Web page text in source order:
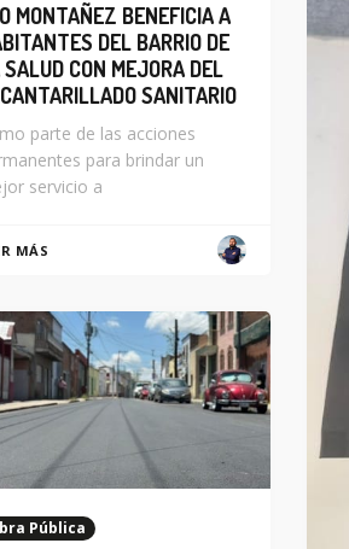
MONTAÑEZ BENEFICIA A
DEL BARRIO DE
CON MEJORA DEL
SANITARIO
parte de las acciones
para brindar un
servicio a
MÁS
Pública